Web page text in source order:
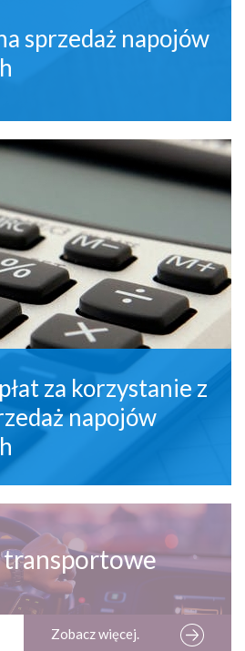
sprzedaż napojów
za korzystanie z
napojów
transportowe
Zobacz więcej.